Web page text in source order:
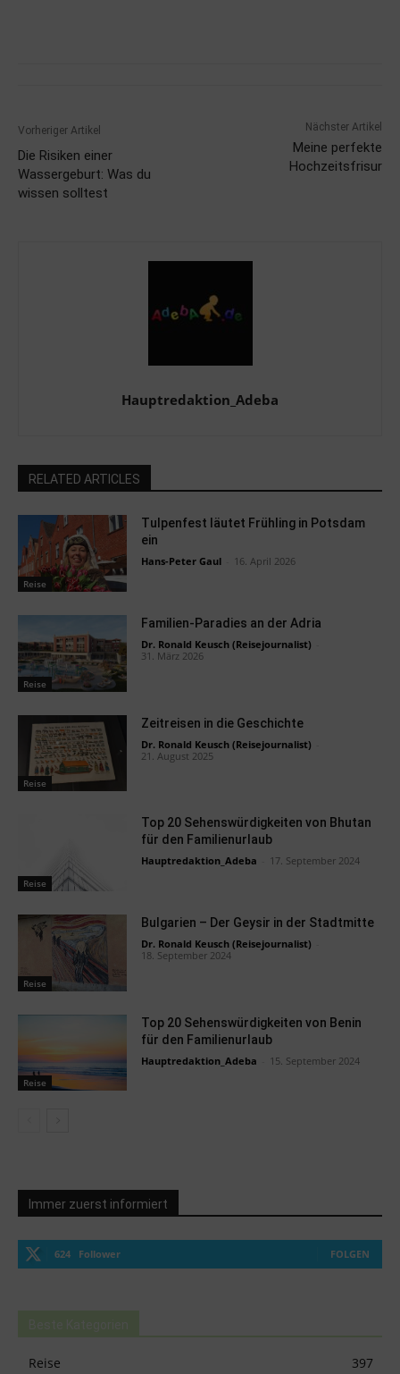
Vorheriger Artikel
Die Risiken einer
Wassergeburt: Was du
wissen solltest
Nächster Artikel
Meine perfekte
Hochzeitsfrisur
Hauptredaktion_Adeba
RELATED ARTICLES
Reise
Tulpenfest läutet Frühling in Potsdam
ein
Hans-Peter Gaul 16. April 2026
Reise
Familien-Paradies an der Adria
Dr. Ronald Keusch (Reisejournalist)
31. März 2026
Reise
Zeitreisen in die Geschichte
Dr. Ronald Keusch (Reisejournalist)
21. August 2025
Reise
Top 20 Sehenswürdigkeiten von Bhutan
für den Familienurlaub
Hauptredaktion_Adeba 17. September 2024
Reise
Bulgarien – Der Geysir in der Stadtmitte
Dr. Ronald Keusch (Reisejournalist)
18. September 2024
Reise
Top 20 Sehenswürdigkeiten von Benin
für den Familienurlaub
Hauptredaktion_Adeba 15. September 2024
Immer zuerst informiert
624 Follower FOLGEN
Reise 397